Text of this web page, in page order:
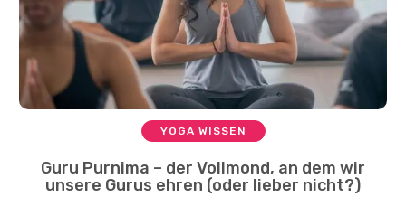
YOGA WISSEN
Guru Purnima – der Vollmond, an dem wir
unsere Gurus ehren (oder lieber nicht?)